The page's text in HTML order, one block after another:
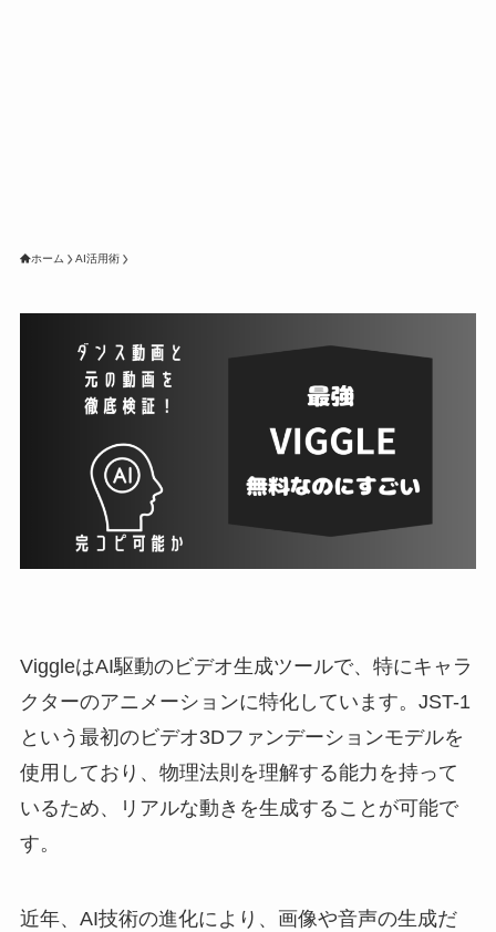
ホーム AI活用術
ViggleはAI駆動のビデオ生成ツールで、特にキャラ
クターのアニメーションに特化しています。JST-1
という最初のビデオ3Dファンデーションモデルを
使用しており、物理法則を理解する能力を持って
いるため、リアルな動きを生成することが可能で
す。
近年、AI技術の進化により、画像や音声の生成だ